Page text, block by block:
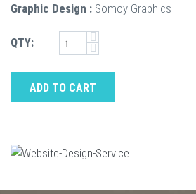
Graphic Design : Somoy Graphics
QTY:
ADD TO CART